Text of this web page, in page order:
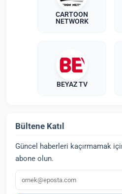
CARTOON
NETWORK
BEYAZ TV
Bültene Katıl
Güncel haberleri kaçırmamak
abone olun.
E‑posta